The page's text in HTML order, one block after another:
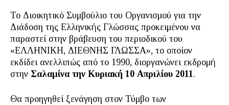
Το Διοικητικό Συμβούλιο του Οργανισμού για την
Διάδοση της Ελληνικής Γλώσσας προκειμένου να
παραστεί στην βράβευση του περιοδικού του
«ΕΛΛΗΝΙΚΗ, ΔΙΕΘΝΗΣ ΓΛΩΣΣΑ», το οποίον
εκδίδει ανελλιπώς από το 1990, διοργανώνει εκδρομή
στην Σαλαμίνα την Κυριακή 10 Απριλίου 2011.
Θα προηγηθεί ξενάγηση στον Τύμβο των